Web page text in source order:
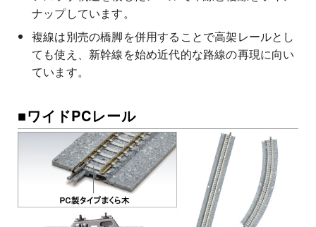
ナップしています。
複線は別売の橋脚を併用することで高架レールとし
ても使え、新幹線を始め近代的な路線の再現に向い
ています。
■ワイドPCレール